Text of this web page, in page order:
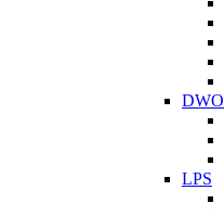
DWO
LPS